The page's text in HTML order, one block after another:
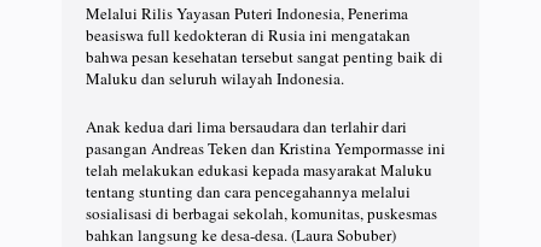
Melalui Rilis Yayasan Puteri Indonesia, Penerima
beasiswa full kedokteran di Rusia ini mengatakan
bahwa pesan kesehatan tersebut sangat penting baik di
Maluku dan seluruh wilayah Indonesia.
Anak kedua dari lima bersaudara dan terlahir dari
pasangan Andreas Teken dan Kristina Yempormasse ini
telah melakukan edukasi kepada masyarakat Maluku
tentang stunting dan cara pencegahannya melalui
sosialisasi di berbagai sekolah, komunitas, puskesmas
bahkan langsung ke desa-desa. (Laura Sobuber)